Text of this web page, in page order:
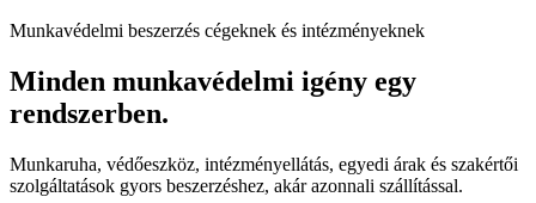
Munkavédelmi beszerzés cégeknek és intézményeknek
Minden munkavédelmi igény egy
rendszerben.
Munkaruha, védőeszköz, intézményellátás, egyedi árak és szakértői
szolgáltatások gyors beszerzéshez, akár azonnali szállítással.